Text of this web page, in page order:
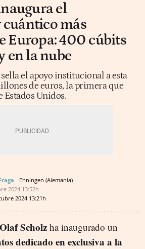
el
más
Europa: 400 cúbits
en la nube
el apoyo institucional a esta
de euros, la primera que
Estados Unidos.
Ehningen (Alemania)
2024 13:52h
2024 13:21h
Olaf Scholz ha inaugurado un
dedicado en exclusiva a la